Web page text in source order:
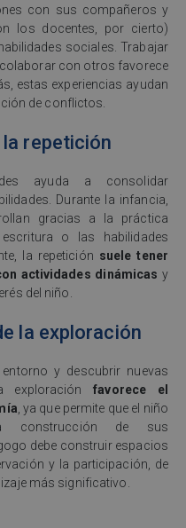
con sus compañeros y
los docentes, por cierto)
sociales. Trabajar
con otros favorece
estas experiencias ayudan
de conflictos.
repetición
ayuda a consolidar
Durante la infancia,
gracias a la práctica
o las habilidades
la repetición suele tener
actividades dinámicas y
del niño.
la exploración
y descubrir nuevas
exploraciónfavorece el
, ya que permite que el niño
construcción de sus
debe construir espacios
y la participación, de
más significativo.